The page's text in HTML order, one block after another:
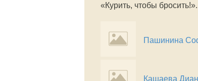
«Курить, чтобы бросить!».
Пашинина
Кашаева